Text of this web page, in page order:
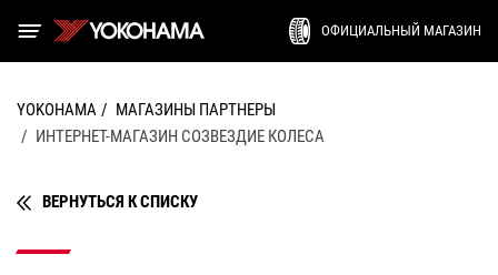
ОФИЦИАЛЬНЫЙ МАГАЗИН
YOKOHAMA
МАГАЗИНЫ ПАРТНЕРЫ
ИНТЕРНЕТ-МАГАЗИН СОЗВЕЗДИЕ КОЛЕСА
ВЕРНУТЬСЯ К СПИСКУ